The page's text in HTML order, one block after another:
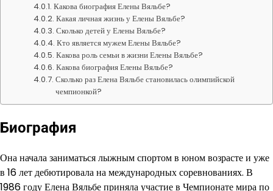
Какова биография Елены Вяльбе?
Какая личная жизнь у Елены Вяльбе?
Сколько детей у Елены Вяльбе?
Кто является мужем Елены Вяльбе?
Какова роль семьи в жизни Елены Вяльбе?
Какова биография Елены Вяльбе?
Сколько раз Елена Вяльбе становилась олимпийской
чемпионкой?
Биография
Она начала заниматься лыжным спортом в юном возрасте и уже
в 16 лет дебютировала на международных соревнованиях. В
1986 году Елена Вяльбе приняла участие в Чемпионате мира по